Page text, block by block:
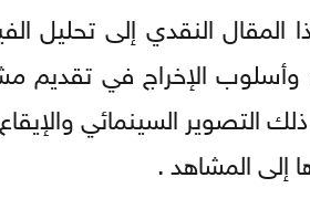
النقدي إلى تحليل
وأسلوب الإخراج في تقديم
ذلك التصوير السينمائي
إلى المشاهد .